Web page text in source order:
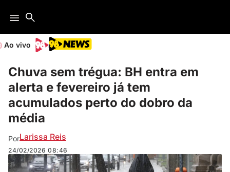
Ao vivo
Chuva sem trégua: BH entra em
alerta e fevereiro já tem
acumulados perto do dobro da
média
PorLarissa Reis
24/02/2026 08:46